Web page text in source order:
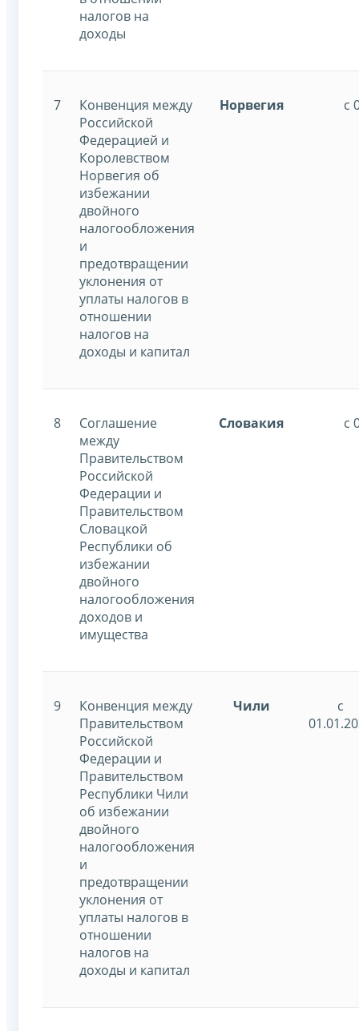
налогов на
доходы
7
Конвенция между
Российской
Федерацией и
Королевством
Норвегия об
избежании
двойного
налогообложения
и
предотвращении
уклонения от
уплаты налогов в
отношении
налогов на
доходы и капитал
Норвегия с
8
Соглашение
между
Правительством
Российской
Федерации и
Правительством
Словацкой
Республики об
избежании
двойного
налогообложения
доходов и
имущества
Словакия с
9
Конвенция между
Правительством
Российской
Федерации и
Правительством
Республики Чили
об избежании
двойного
налогообложения
и
предотвращении
уклонения от
уплаты налогов в
отношении
налогов на
доходы и капитал
Чили
с